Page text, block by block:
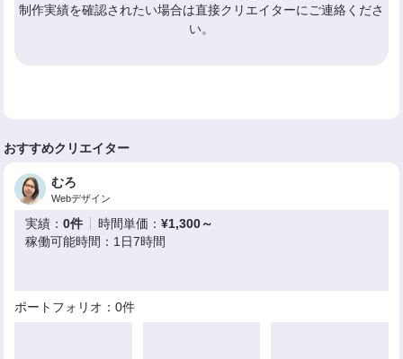
制作実績を確認されたい場合は直接クリエイターにご連絡くださ
い。
おすすめクリエイター
むろ
Webデザイン
実績：0件 時間単価：¥1,300～
稼働可能時間：1日7時間
ポートフォリオ：0件